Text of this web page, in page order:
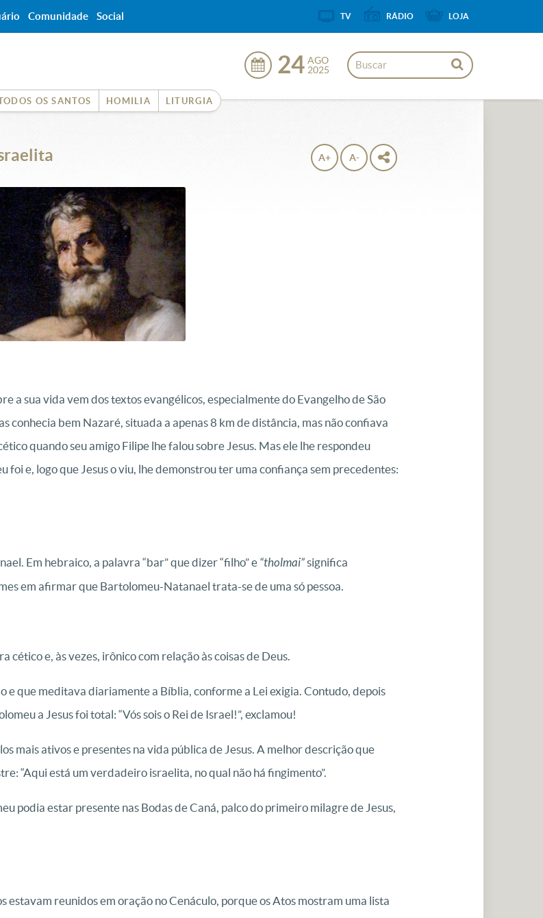
OS SANTOS HOMILIA LITURGIA
24 AGO
2025
A+ A-
a sua vida vem dos textos evangélicos, especialmente do Evangelho de São
conhecia bem Nazaré, situada a apenas 8 km de distância, mas não confiava
quando seu amigo Filipe lhe falou sobre Jesus. Mas ele lhe respondeu
foi e, logo que Jesus o viu, lhe demonstrou ter uma confiança sem precedentes:
Em hebraico, a palavra “bar” que dizer “filho” e “tholmai”significa
em afirmar que Bartolomeu-Natanael trata-se de uma só pessoa.
e, às vezes, irônico com relação às coisas de Deus.
e que meditava diariamente a Bíblia, conforme a Lei exigia. Contudo, depois
a Jesus foi total: “Vós sois o Rei de Israel!”, exclamou!
mais ativos e presentes na vida pública de Jesus. A melhor descrição que
“Aqui está um verdadeiro israelita, no qual não há fingimento”.
podia estar presente nas Bodas de Caná, palco do primeiro milagre de Jesus,
estavam reunidos em oração no Cenáculo, porque os Atos mostram uma lista
Comunidade Social TV RÁDIO LOJA